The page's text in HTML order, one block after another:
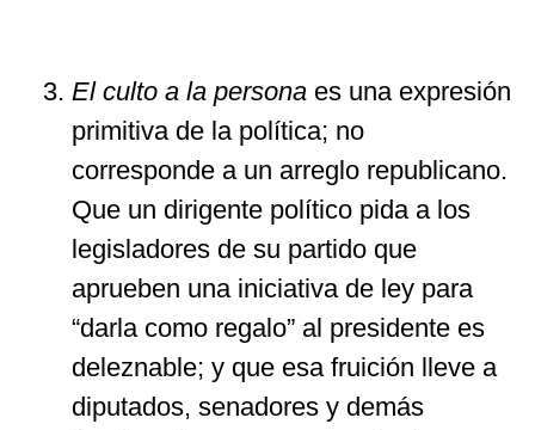
El culto a la persona es una expresión
primitiva de la política; no
corresponde a un arreglo republicano.
Que un dirigente político pida a los
legisladores de su partido que
aprueben una iniciativa de ley para
“darla como regalo” al presidente es
deleznable; y que esa fruición lleve a
diputados, senadores y demás